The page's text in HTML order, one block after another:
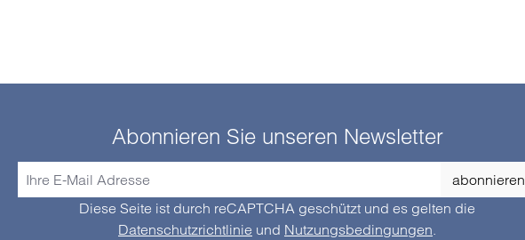
Abonnieren Sie unseren Newsletter
abonnieren
Diese Seite ist durch reCAPTCHA geschützt und es gelten die
Datenschutzrichtlinie und Nutzungsbedingungen.